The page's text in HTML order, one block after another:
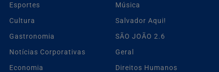
Esportes
Música
Cultura
Salvador Aqui!
Gastronomia
SÃO JOÃO 2.6
Notícias Corporativas
Geral
Economia
Direitos Humanos